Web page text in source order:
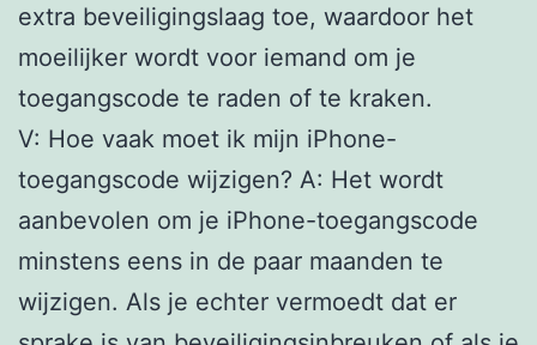
extra beveiligingslaag toe, waardoor het
moeilijker wordt voor iemand om je
toegangscode te raden of te kraken.
V: Hoe vaak moet ik mijn iPhone-
toegangscode wijzigen? A: Het wordt
aanbevolen om je iPhone-toegangscode
minstens eens in de paar maanden te
wijzigen. Als je echter vermoedt dat er